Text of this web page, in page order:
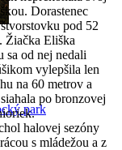
park
Dorastenec
pod 52
Žiačka Eliška
sa od nej nedali
vylepšila len
na 60 metrov a
po bronzovej
halovej sezóny
s mládežou a z